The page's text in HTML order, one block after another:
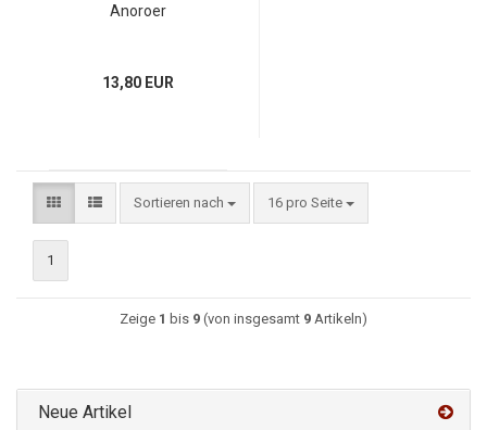
Anoroer
13,80 EUR
Sortieren nach 16 pro Seite
1
Zeige 1 bis 9 (von insgesamt 9 Artikeln)
Neue Artikel